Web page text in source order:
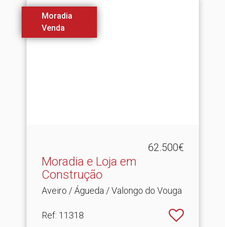
Moradia
Venda
62.500€
Moradia e Loja em
Construção
Aveiro / Águeda / Valongo do Vouga
Ref: 11318